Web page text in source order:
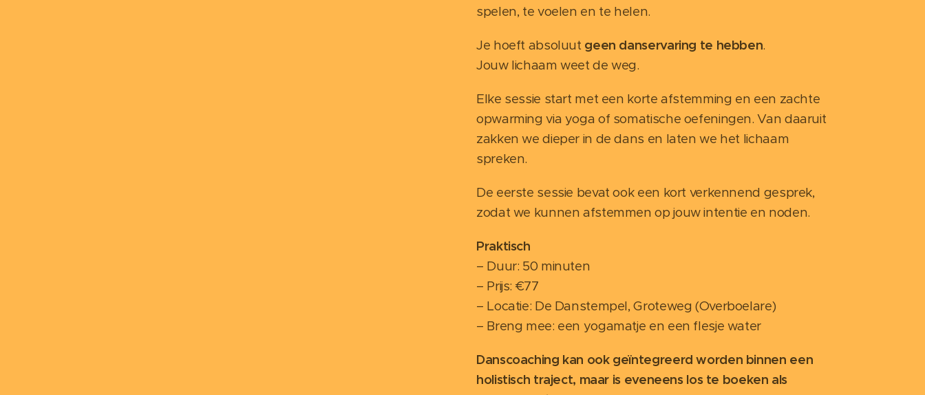
spelen, te voelen en te helen.
Je hoeft absoluut geen danservaring te hebben.
Jouw lichaam weet de weg.
Elke sessie start met een korte afstemming en een zachte
opwarming via yoga of somatische oefeningen. Van daaruit
zakken we dieper in de dans en laten we het lichaam
spreken.
De eerste sessie bevat ook een kort verkennend gesprek,
zodat we kunnen afstemmen op jouw intentie en noden.
Praktisch
– Duur: 50 minuten
– Prijs: €77
– Locatie: De Danstempel, Groteweg (Overboelare)
– Breng mee: een yogamatje en een flesje water
Danscoaching kan ook geïntegreerd worden binnen een
holistisch traject, maar is eveneens los te boeken als